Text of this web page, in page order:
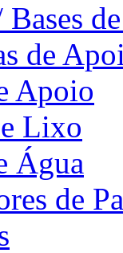
Bases
de
Apoio
Lixo
Água
de